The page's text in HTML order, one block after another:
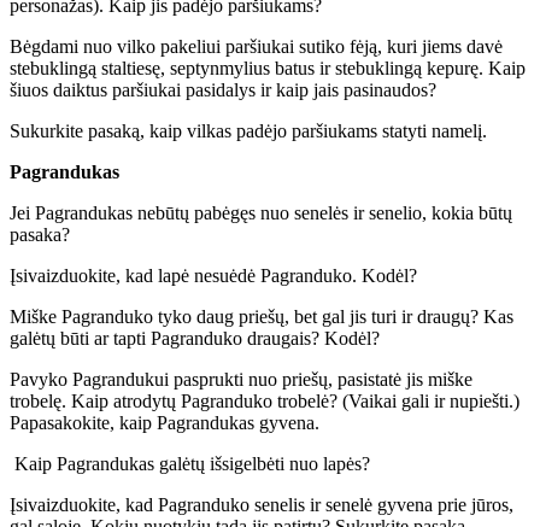
personažas). Kaip jis padėjo paršiukams?
Bėgdami nuo vilko pakeliui paršiukai sutiko fėją, kuri jiems davė
stebuklingą staltiesę, septynmylius batus ir stebuklingą kepurę. Kaip
šiuos daiktus paršiukai pasidalys ir kaip jais pasinaudos?
Sukurkite pasaką, kaip vilkas padėjo paršiukams statyti namelį.
Pagrandukas
Jei Pagrandukas nebūtų pabėgęs nuo senelės ir senelio, kokia būtų
pasaka?
Įsivaizduokite, kad lapė nesuėdė Pagranduko. Kodėl?
Miške Pagranduko tyko daug priešų, bet gal jis turi ir draugų? Kas
galėtų būti ar tapti Pagranduko draugais? Kodėl?
Pavyko Pagrandukui pasprukti nuo priešų, pasistatė jis miške
trobelę. Kaip atrodytų Pagranduko trobelė? (Vaikai gali ir nupiešti.)
Papasakokite, kaip Pagrandukas gyvena.
Kaip Pagrandukas galėtų išsigelbėti nuo lapės?
Įsivaizduokite, kad Pagranduko senelis ir senelė gyvena prie jūros,